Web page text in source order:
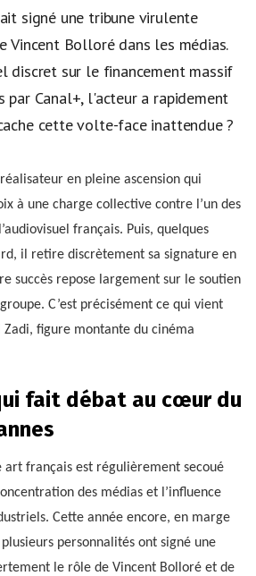
signé une tribune virulente
Vincent Bolloré dans les médias.
discret sur le financement massif
par Canal+, l'acteur a rapidement
cette volte-face inattendue ?
en pleine ascension qui
à une charge collective contre l’un des
français. Puis, quelques
il retire discrètement sa signature en
succès repose largement sur le soutien
C’est précisément ce qui vient
Zadi, figure montante du cinéma
fait débat au cœur du
art français est régulièrement secoué
des médias et l’influence
Cette année encore, en marge
personnalités ont signé une
le rôle de Vincent Bolloré et de